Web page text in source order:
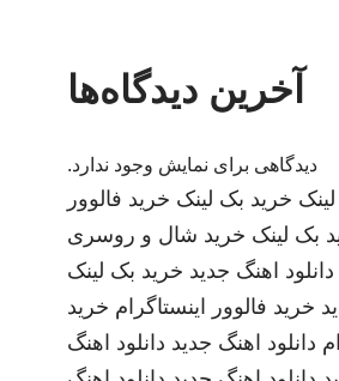
آخرین دیدگاه‌ها
دیدگاهی برای نمایش وجود ندارد.
خرید بک لینک خرید فالوور
بک لینک خرید شال و روسری
دانلود اهنگ جدید خرید بک لینک
خرید فالوور اینستاگرام خرید
دانلود اهنگ جدید دانلود اهنگ